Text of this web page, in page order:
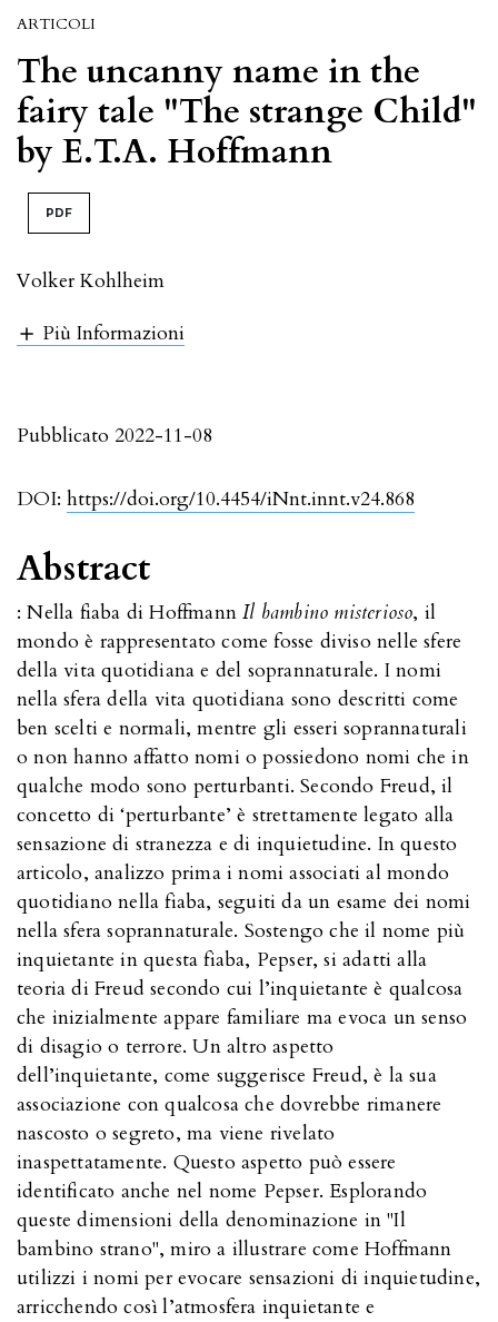
ARTICOLI
The uncanny name in the
fairy tale "The strange Child"
by E.T.A. Hoffmann
PDF
Volker Kohlheim
Più Informazioni
DOI: https://doi.org/10.4454/iNnt.innt.v24.868
Pubblicato 2022-11-08
Abstract
: Nella fiaba di HoffmannIl bambino misterioso, il
mondo è rappresentato come fosse diviso nelle sfere
della vita quotidiana e del soprannaturale. I nomi
nella sfera della vita quotidiana sono descritti come
ben scelti e normali, mentre gli esseri soprannaturali
o non hanno affatto nomi o possiedono nomi che in
qualche modo sono perturbanti. Secondo Freud, il
concetto di ‘perturbante’ è strettamente legato alla
sensazione di stranezza e di inquietudine. In questo
articolo, analizzo prima i nomi associati al mondo
quotidiano nella fiaba, seguiti da un esame dei nomi
nella sfera soprannaturale. Sostengo che il nome più
inquietante in questa fiaba, Pepser, si adatti alla
teoria di Freud secondo cui l’inquietante è qualcosa
che inizialmente appare familiare ma evoca un senso
di disagio o terrore. Un altro aspetto
dell’inquietante, come suggerisce Freud, è la sua
associazione con qualcosa che dovrebbe rimanere
nascosto o segreto, ma viene rivelato
inaspettatamente. Questo aspetto può essere
identificato anche nel nome Pepser. Esplorando
queste dimensioni della denominazione in "Il
bambino strano", miro a illustrare come Hoffmann
utilizzi i nomi per evocare sensazioni di inquietudine,
arricchendo così l’atmosfera inquietante e